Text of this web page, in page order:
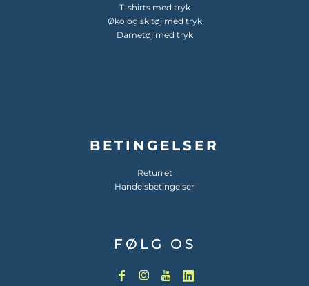
T-shirts med tryk
Økologisk tøj med tryk
Dametøj med tryk
BETINGELSER
Returret
Handelsbetingelser
FØLG OS